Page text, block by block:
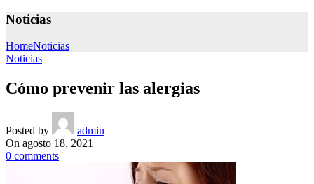
Noticias
HomeNoticias
Noticias
Cómo prevenir las alergias
Posted by
admin
On agosto 18, 2021
0 comments